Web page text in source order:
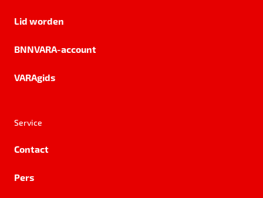
Lid worden
BNNVARA-account
VARAgids
Service
Contact
Pers